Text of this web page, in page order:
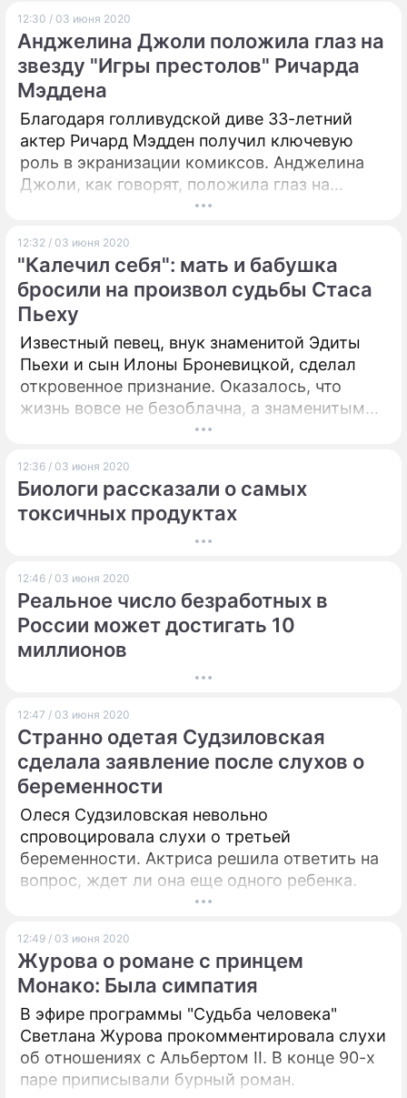
12:30 / 03 июня 2020
Анджелина Джоли положила глаз на
звезду "Игры престолов" Ричарда
Мэддена
Благодаря голливудской диве 33-летний
актер Ричард Мэдден получил ключевую
роль в экранизации комиксов. Анджелина
Джоли, как говорят, положила глаз на
12:32 / 03 июня 2020
"Калечил себя": мать и бабушка
бросили на произвол судьбы Стаса
Пьеху
Известный певец, внук знаменитой Эдиты
Пьехи и сын Илоны Броневицкой, сделал
откровенное признание. Оказалось, что
жизнь вовсе не безоблачна, а знаменитым
родственникам часто было на него плевать.
12:36 / 03 июня 2020
Биологи рассказали о самых
токсичных продуктах
12:46 / 03 июня 2020
Реальное число безработных в
России может достигать 10
миллионов
12:47 / 03 июня 2020
Странно одетая Судзиловская
сделала заявление после слухов о
беременности
Олеся Судзиловская невольно
спровоцировала слухи о третьей
беременности. Актриса решила ответить на
вопрос, ждет ли она еще одного ребенка.
12:49 / 03 июня 2020
Журова о романе с принцем
Монако: Была симпатия
В эфире программы "Судьба человека"
Светлана Журова прокомментировала слухи
об отношениях с Альбертом II. В конце 90-х
паре приписывали бурный роман.